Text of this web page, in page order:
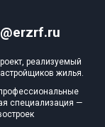
реализуемый
жилья.
специализация —